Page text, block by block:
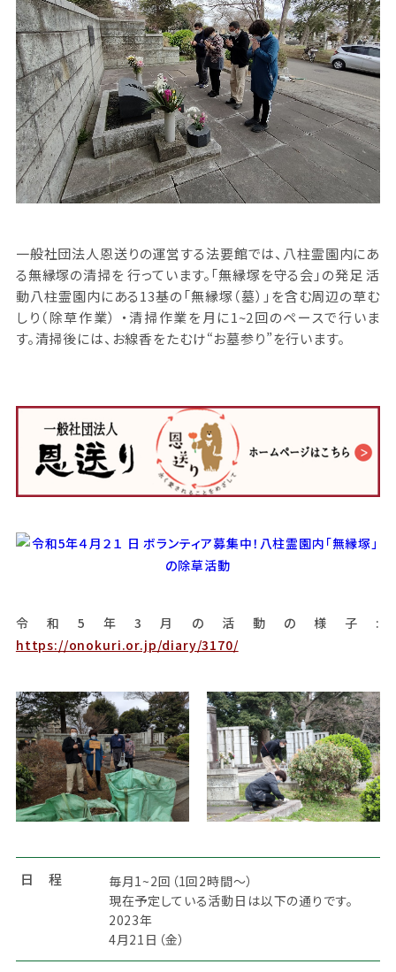
一般社団法人恩送りの運営する法要館では、八柱霊園内にあ
る無縁塚の清掃を 行っています。「無縁塚を守る会」の発足 活
動八柱霊園内にある13基の「無縁塚（墓）」を含む周辺の草む
しり（除草作業） ・清掃作業を月に1~2回のペースで行いま
す。清掃後には、お線香をたむけ“お墓参り”を行います。
令和5年3月の活動の様子:
https://onokuri.or.jp/diary/3170/
日 程
毎月1~2回（1回2時間～）
現在予定している活動日は以下の通りです。
2023年
4月21日（金）